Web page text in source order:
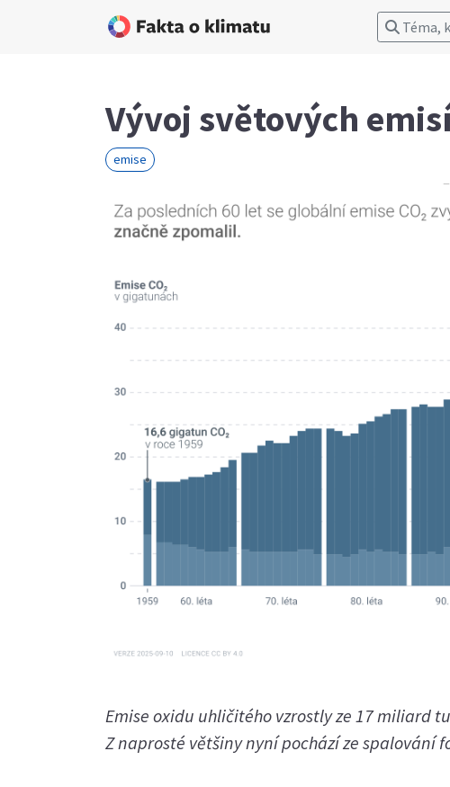
Téma,
Vývoj světových emisí
emise
Emise oxidu uhličitého vzrostly ze 17 miliard
Z naprosté většiny nyní pochází ze spalování